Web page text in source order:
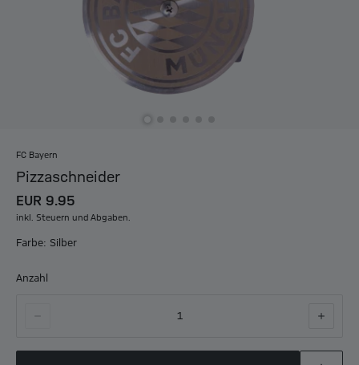
FC Bayern
Pizzaschneider
EUR 9.95
inkl. Steuern und Abgaben.
Farbe: Silber
Anzahl
1